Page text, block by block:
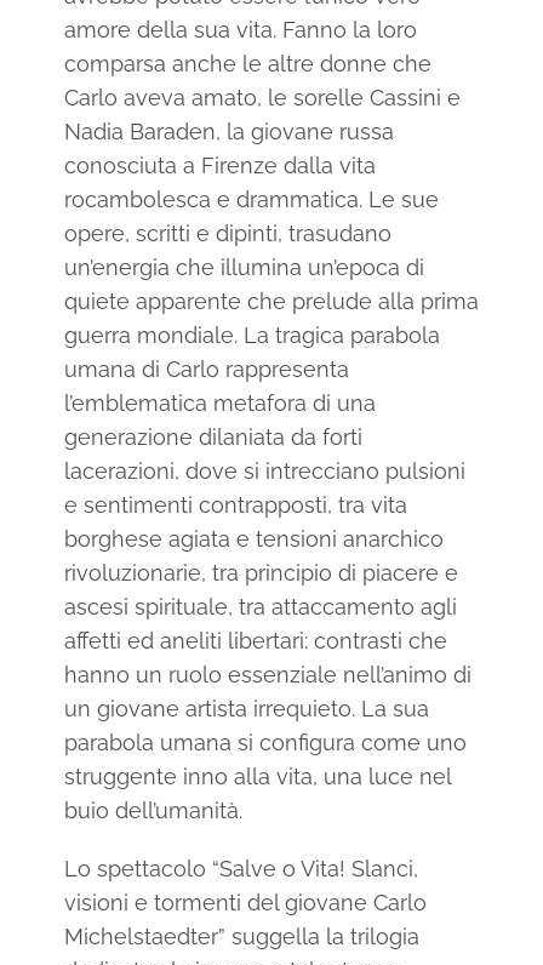
amore della sua vita. Fanno la loro
comparsa anche le altre donne che
Carlo aveva amato, le sorelle Cassini e
Nadia Baraden, la giovane russa
conosciuta a Firenze dalla vita
rocambolesca e drammatica. Le sue
opere, scritti e dipinti, trasudano
un’energia che illumina un’epoca di
quiete apparente che prelude alla prima
guerra mondiale. La tragica parabola
umana di Carlo rappresenta
l’emblematica metafora di una
generazione dilaniata da forti
lacerazioni, dove si intrecciano pulsioni
e sentimenti contrapposti, tra vita
borghese agiata e tensioni anarchico
rivoluzionarie, tra principio di piacere e
ascesi spirituale, tra attaccamento agli
affetti ed aneliti libertari: contrasti che
hanno un ruolo essenziale nell’animo di
un giovane artista irrequieto. La sua
parabola umana si configura come uno
struggente inno alla vita, una luce nel
buio dell’umanità.
Lo spettacolo “Salve o Vita! Slanci,
visioni e tormenti del giovane Carlo
Michelstaedter” suggella la trilogia